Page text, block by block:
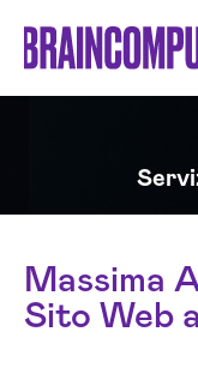
Massima
Sito Web